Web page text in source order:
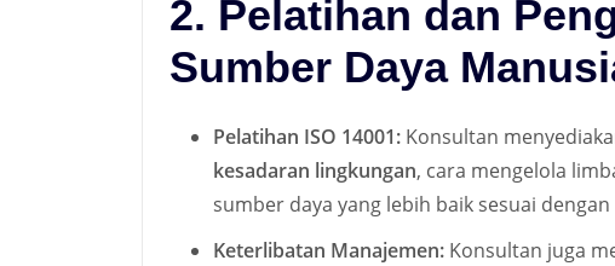
2. Pelatihan dan
Sumber Daya
Pelatihan ISO 14001: Konsultan
kesadaran lingkungan, cara mengelola
sumber daya yang lebih baik sesuai dengan
Keterlibatan Manajemen: Konsultan juga